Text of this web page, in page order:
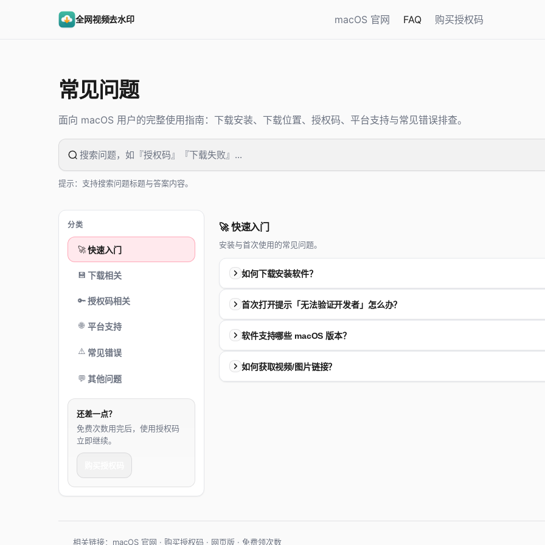
全网视频去水印 macOS 官网 FAQ 购买授权码
常见问题
面向 macOS 用户的完整使用指南：下载安装、下载位置、授权码、平台支持与常见错误排查。
提示：支持搜索问题标题与答案内容。
分类
🚀 快速入门
💾 下载相关
🔑 授权码相关
🌐 平台支持
⚠️ 常见错误
💬 其他问题
还差一点？
免费次数用完后，使用授权码
立即继续。
🚀 快速入门
安装与首次使用的常见问题。
如何下载安装软件？
访问官方网站下载 DMG 安装包
将「全网视频去水印」拖入 Applications 文件夹
在启动台或应用程序中找到并打开
相关链接：下载最新版本
首次打开提示「无法验证开发者」怎么办？
这是 macOS 的安全机制，可按以下步骤放行：
系统偏好设置 → 安全性与隐私 → 通用
软件支持哪些 macOS 版本？
最低要求：macOS 11.0 (Big Sur) 及以上
如何获取视频/图片链接？
相关链接： macOS 官网 · 购买授权码 · 网页版 · 免费领次数